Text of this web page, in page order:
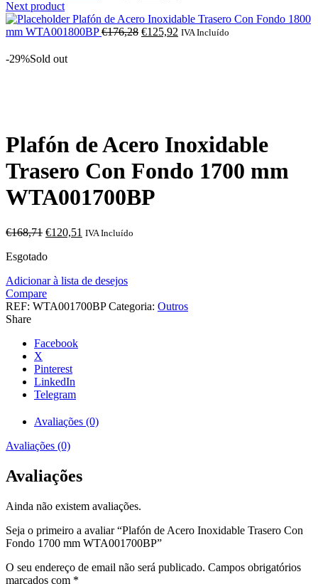
original
era:
atual
é:
Next product
Plafón de Acero Inoxidable Trasero Con Fondo 1800
mm WTA001800BP€176,28 O
€125,92 O
IVA Incluído
-29%Sold out
Plafón de Acero Inoxidable
Trasero Con Fondo 1700 mm
WTA001700BP
€168,71 O
original
€168,71.
€120,51 O
€120,51.
IVA Incluído
Esgotado
Adicionar à lista de desejos
Compare
REF: WTA001700BP Categoria: Outros
Share
Facebook
X
Pinterest
LinkedIn
Telegram
Avaliações (0)
Avaliações (0)
Avaliações
Ainda não existem avaliações.
Seja o primeiro a avaliar “Plafón de Acero Inoxidable Trasero Con
Fondo 1700 mm WTA001700BP”
O seu endereço de email não será publicado. Campos obrigatórios
marcados com *